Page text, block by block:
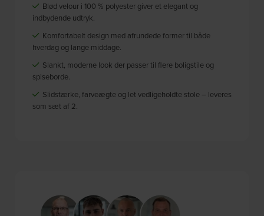
Blød velour i 100 % polyester giver et elegant og
indbydende udtryk.
Komfortabelt design med afrundede former til både
hverdag og lange middage.
Slankt, moderne look der passer til flere boligstile og
spiseborde.
Slidstærke, farveægte og let vedligeholdte stole – leveres
som sæt af 2.